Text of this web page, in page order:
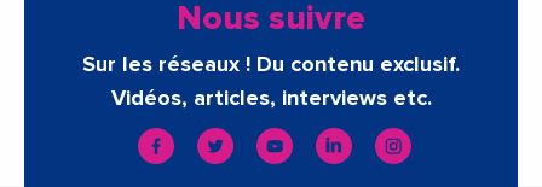
Nous suivre
Sur les réseaux ! Du contenu exclusif.
Vidéos, articles, interviews etc.